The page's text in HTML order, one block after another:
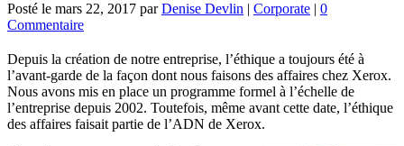
Posté le mars 22, 2017 parDenise Devlin | Corporate | 0
Commentaire
Depuis la création de notre entreprise, l’éthique a toujours été à
l’avant-garde de la façon dont nous faisons des affaires chez Xerox.
Nous avons mis en place un programme formel à l’échelle de
l’entreprise depuis 2002. Toutefois, même avant cette date, l’éthique
des affaires faisait partie de l’ADN de Xerox.